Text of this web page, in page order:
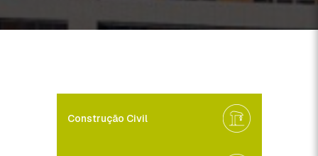
Construção Civil